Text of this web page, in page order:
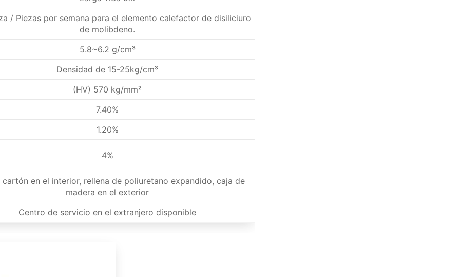
/ Piezas por semana para el elemento calefactor de disiliciuro
de molibdeno.
5.8~6.2 g/cm³
Densidad de 15-25kg/cm³
(HV) 570 kg/mm²
7.40%
1.20%
4%
cartón en el interior, rellena de poliuretano expandido, caja de
madera en el exterior
Centro de servicio en el extranjero disponible